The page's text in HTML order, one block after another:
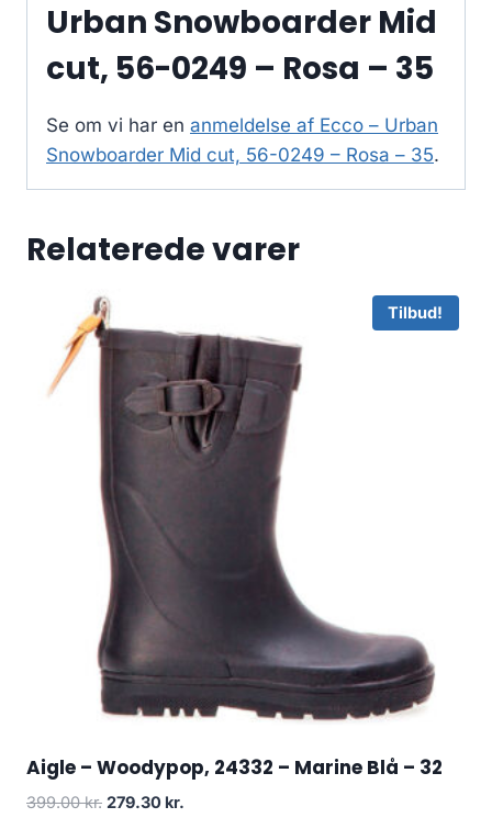
Urban Snowboarder Mid
cut, 56-0249 – Rosa – 35
Se om vi har en anmeldelse af Ecco – Urban
Snowboarder Mid cut, 56-0249 – Rosa – 35.
Relaterede varer
Tilbud!
Aigle – Woodypop, 24332 – Marine Blå – 32
399.00kr. Den
279.30 kr.